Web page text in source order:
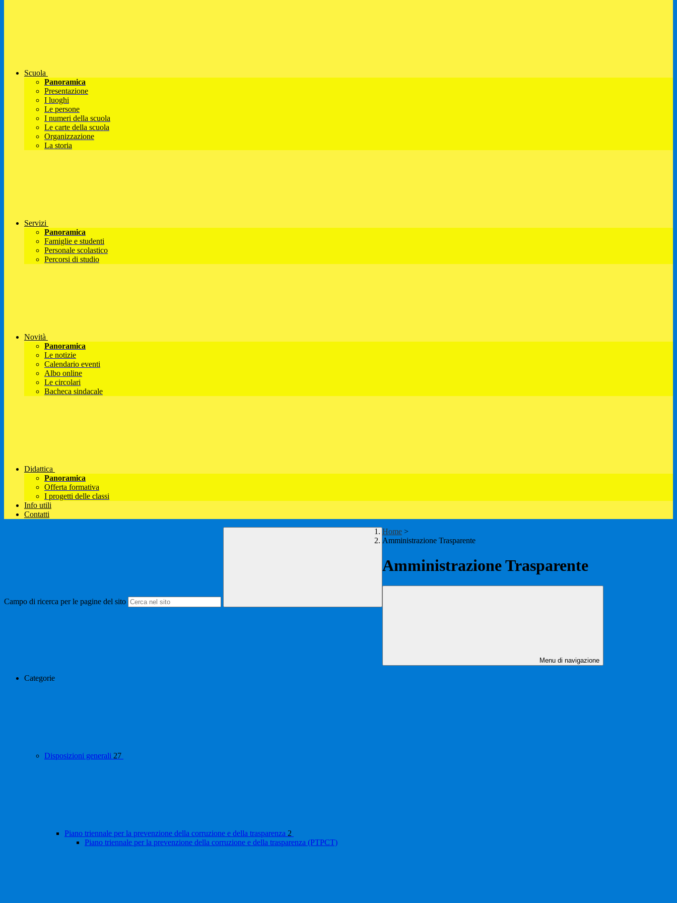
Scuola
Panoramica
Presentazione
I luoghi
Le persone
I numeri della scuola
Le carte della scuola
Organizzazione
La storia
Servizi
Panoramica
Famiglie e studenti
Personale scolastico
Percorsi di studio
Novità
Panoramica
Le notizie
Calendario eventi
Albo online
Le circolari
Bacheca sindacale
Didattica
Panoramica
Offerta formativa
I progetti delle classi
Info utili
Contatti
Campo di ricerca per le pagine del sito
Home >
Amministrazione Trasparente
Amministrazione Trasparente
Menu di navigazione
Categorie
Disposizioni generali 27
Piano triennale per la prevenzione della corruzione e della trasparenza 2
Piano triennale per la prevenzione della corruzione e della trasparenza (PTPCT)